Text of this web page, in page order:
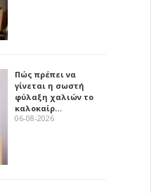
Πώς πρέπει να
γίνεται η σωστή
φύλαξη χαλιών το
καλοκαίρ…
06-08-2026